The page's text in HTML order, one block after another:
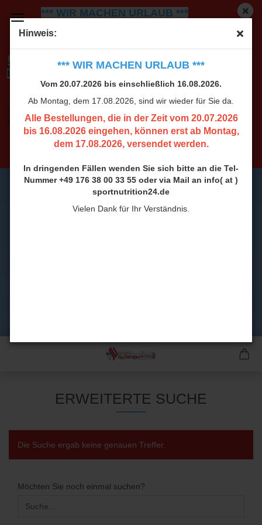
Hinweis:
*** WIR MACHEN URLAUB ***
Vom 20.07.2026 bis einschließlich 16.08.2026.
Ab Montag, dem 17.08.2026, sind wir wieder für Sie da.
Alle Bestellungen, die in der Zeit vom 20.07.2026
bis 16.08.2026 eingehen, können erst ab Montag,
dem 17.08.2026, versendet werden.
In dringenden Fällen wenden Sie sich bitte an die Tel-
Nummer +49 176 38 00 33 55 oder via Mail an info( at )
sportnutrition24.de
Vielen Dank für Ihr Verständnis.
*** WIR MACHEN URLAUB ***
Vom 20.07.2026 bis einschließlich 16.08.2026.
Alle Bestellungen, die in der Zeit vom 20.07.2026
dem 17.08.2026, versendet werden.
In dringenden Fällen wenden Sie sich bitte an die Tel-
Nummer +49 176 38 00 33 55 oder via Mail an info( at )
sportnutrition24.de
Vielen Dank für Ihr Verständnis.
ERWEITERTE SUCHE
Die Suche ergab keine genauen Treffer.
MÖCHTEN
NOCH
Möchten Sie noch einmal suchen?